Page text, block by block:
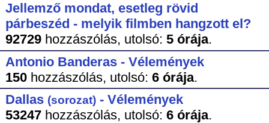
Jellemző mondat, esetleg rövid
párbeszéd - melyik filmben hangzott el?
92729hozzászólás, utolsó: 5 órája.
Antonio Banderas - Vélemények
150hozzászólás, utolsó: 6 órája.
Dallas (sorozat)- Vélemények
53247hozzászólás, utolsó: 6 órája.